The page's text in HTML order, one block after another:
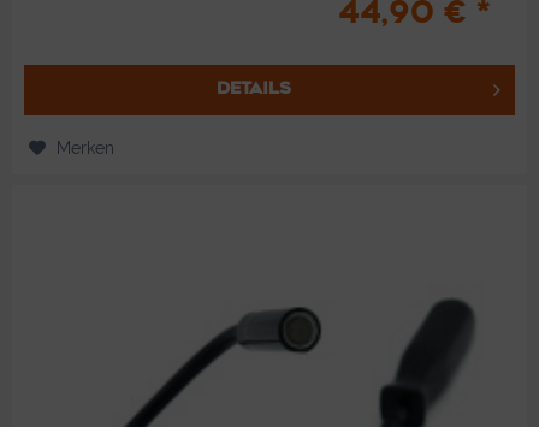
44,90 € *
DETAILS
Merken